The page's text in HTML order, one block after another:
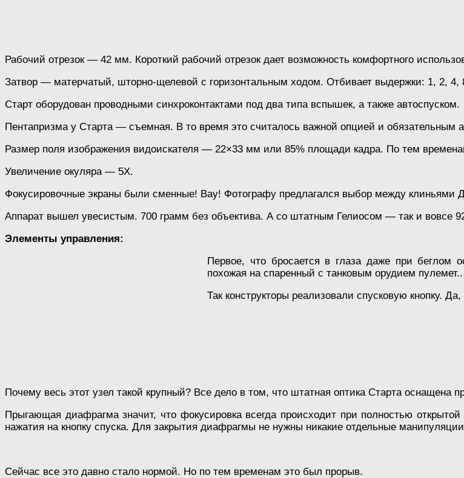
Рабочий отрезок — 42 мм. Короткий рабочий отрезок дает возможность комфортного
Затвор — матерчатый, шторно-щелевой с горизонтальным ходом. Отбивает выдержки: 1, 2,
Старт оборудован проводными синхроконтактами под два типа вспышек, а также автоспуском.
Пентапризма у Старта — съемная. В то время это считалось важной опцией и обязательным
Размер поля изображения видоискателя — 22×33 мм или 85% площади кадра. По тем
Увеличение окуляра — 5Х.
Фокусировочные экраны были сменные! Вау! Фотографу предлагался выбор между клиньями
Аппарат вышел увесистым. 700 грамм без объектива. А со штатным Гелиосом — так и вовсе
Элементы управления:
Первое, что бросается в глаза даже при беглом
похожая на спаренный с танковым орудием пулемет..
Так конструкторы реализовали спусковую кнопку.
Почему весь этот узел такой крупный? Все дело в том, что штатная оптика Старта
Прыгающая диафрагма значит, что фокусировка всегда происходит при полностью
нажатия на кнопку спуска. Для закрытия диафрагмы не нужны никакие отдельные
Сейчас все это давно стало нормой. Но по тем временам это был прорыв.